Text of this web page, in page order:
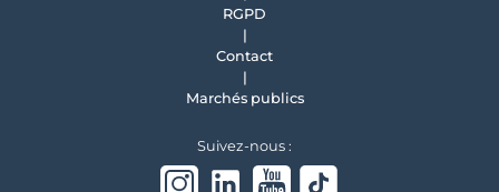
RGPD
Contact
Marchés publics
Suivez-nous :